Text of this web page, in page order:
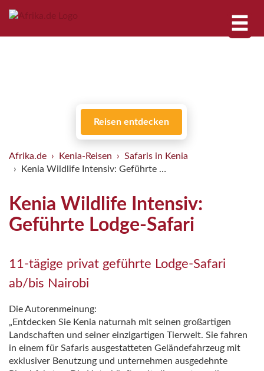
Reisen entdecken
Afrika.de Kenia-Reisen
Safaris in Kenia
Kenia Wildlife Intensiv: Geführte …
Kenia Wildlife Intensiv:
Geführte Lodge-Safari
11-tägige privat geführte Lodge-Safari
ab/bis Nairobi
Die Autorenmeinung:
„Entdecken Sie Kenia naturnah mit seinen großartigen
Landschaften und seiner einzigartigen Tierwelt. Sie fahren
in einem für Safaris ausgestatteten Geländefahrzeug mit
exklusiver Benutzung und unternehmen ausgedehnte